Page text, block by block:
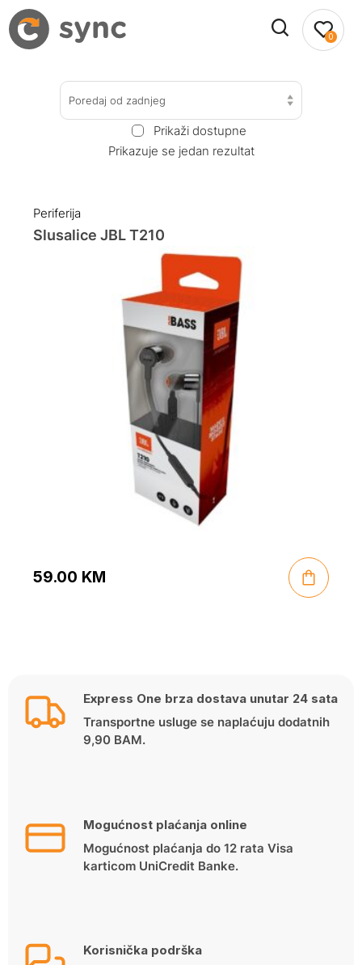
0
Poredaj od zadnjeg
Prikaži dostupne
Prikazuje se jedan rezultat
Periferija
Slusalice JBL T210
59.00 KM
Express One brza dostava unutar 24 sata
Transportne usluge se naplaćuju dodatnih
9,90 BAM.
Mogućnost plaćanja online
Mogućnost plaćanja do 12 rata Visa
karticom UniCredit Banke.
Korisnička podrška